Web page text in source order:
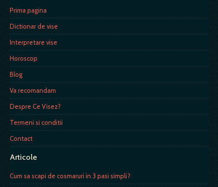
Prima pagina
Dictionar de vise
Interpretare vise
Horoscop
Blog
Va recomandam
Despre Ce Visez?
Termeni si conditii
Contact
Articole
Cum sa scapi de cosmaruri in 3 pasi simpli?